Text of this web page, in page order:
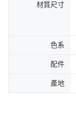
材質尺寸
色系
配件
產地